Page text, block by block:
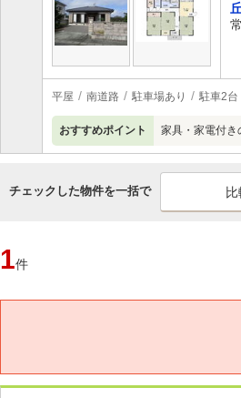
丘
平屋 南道路 駐車場あり 駐車2台
おすすめポイント 家具・家電付き
チェックした物件を一括で
1件